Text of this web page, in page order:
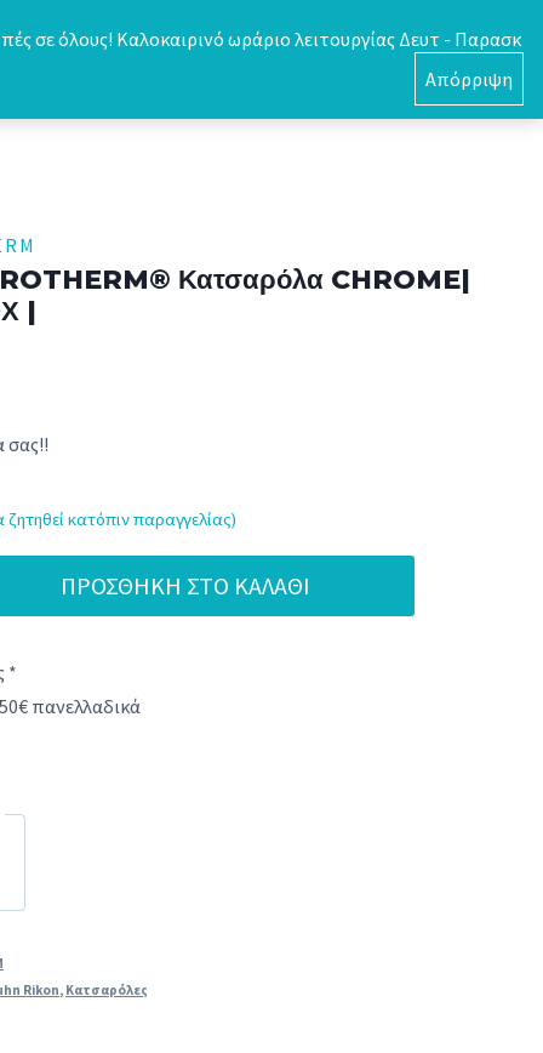
σε όλους! Καλοκαιρινό ωράριο λειτουργίας Δευτ - Παρασκ
Απόρριψη
0
Κατσαρόλα CHROME|
|
σας!!
κατόπιν παραγγελίας)
ΠΡΟΣΘΉΚΗ ΣΤΟ ΚΑΛΆΘΙ
*
πανελλαδικά
Rikon, Κατσαρόλες